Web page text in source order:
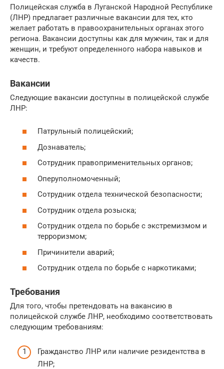
Полицейская служба в Луганской Народной Республике
(ЛНР) предлагает различные вакансии для тех, кто
желает работать в правоохранительных органах этого
региона. Вакансии доступны как для мужчин, так и для
женщин, и требуют определенного набора навыков и
качеств.
Вакансии
Следующие вакансии доступны в полицейской службе
ЛНР:
Патрульный полицейский;
Дознаватель;
Сотрудник правоприменительных органов;
Оперуполномоченный;
Сотрудник отдела технической безопасности;
Сотрудник отдела розыска;
Сотрудник отдела по борьбе с экстремизмом и
терроризмом;
Причинители аварий;
Сотрудник отдела по борьбе с наркотиками;
Требования
Для того, чтобы претендовать на вакансию в
полицейской службе ЛНР, необходимо соответствовать
следующим требованиям:
Гражданство ЛНР или наличие резидентства в
ЛНР;